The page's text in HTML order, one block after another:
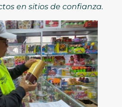
en sitios de confianza.